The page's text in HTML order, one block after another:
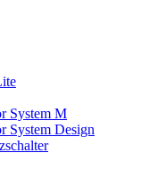
System M
System Design